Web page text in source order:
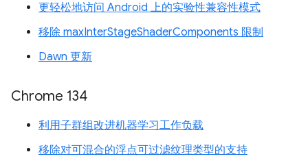
更轻松地访问 Android 上的实验性兼容性模式
移除 maxInterStageShaderComponents 限制
Dawn 更新
Chrome 134
利用子群组改进机器学习工作负载
移除对可混合的浮点可过滤纹理类型的支持